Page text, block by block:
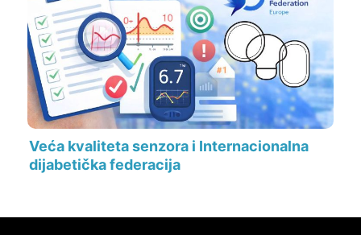
Veća kvaliteta senzora i Internacionalna
dijabetička federacija